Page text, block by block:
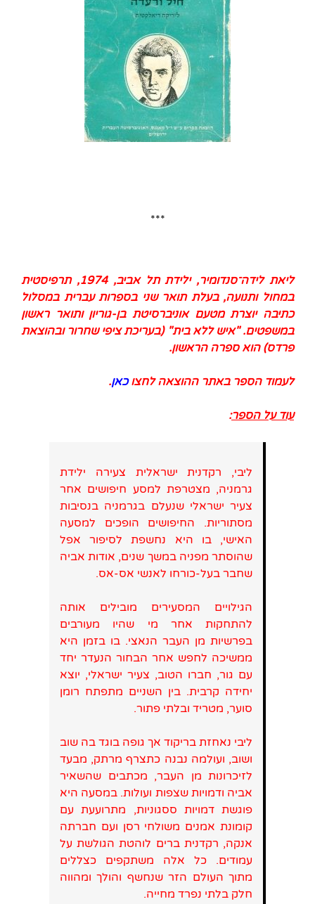
***
ליאת לידה־סנדומיר, ילידת תל אביב, 1974, תרפיסטית
במחול ותנועה, בעלת תואר שני בספרות עברית במסלול
כתיבה יוצרת מטעם אוניברסיטת בן-גוריון ותואר ראשון
במשפטים. "איש ללא בית" (בעריכת ציפי שחרור ובהוצאת
פרדס) הוא ספרה הראשון.
לעמוד הספר באתר ההוצאה לחצוכאן.
עוד על הספר:
ליבי, רקדנית ישראלית צעירה ילידת
גרמניה, מצטרפת למסע חיפושים אחר
צעיר ישראלי שנעלם בגרמניה בנסיבות
מסתוריות. החיפושים הופכים למסעה
האישי, בו היא נחשפת לסיפור אפל
שהוסתר מפניה במשך שנים, אודות אביה
שחבר בעל-כורחו לאנשי אס-אס.
הגילויים המסעירים מובילים אותה
להתחקות אחר מי שהיו מעורבים
בפרשיות מן העבר הנאצי. בו בזמן היא
ממשיכה לחפש אחר הבחור הנעדר יחד
עם גור, חברו הטוב, צעיר ישראלי, יוצא
יחידה קרבית. בין השניים מתפתח רומן
סוער, מטריד ובלתי פתור.
ליבי נאחזת בריקוד אך גופה בוגד בה שוב
ושוב, ועולמה נבנה כתצרף מרתק, מבעד
לזיכרונות מן העבר, מכתבים שהשאיר
אביה ודמויות שצפות ועולות. במסעה היא
פוגשת דמויות ססגוניות, מתרועעת עם
קומונת אמנים משולחי רסן ועם חברתה
אנקה, רקדנית ברים לוהטת הגולשת על
עמודים. כל אלה משתקפים כצללים
מתוך העולם הזר שנחשף והולך ומהווה
חלק בלתי נפרד מחייה.